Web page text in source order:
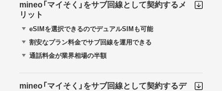
mineo「マイそく」をサブ回線として契約するメ
リット
eSIMを選択できるのでデュアルSIMも可能
割安なプラン料金でサブ回線を運用できる
通話料金が業界相場の半額
mineo「マイそく」をサブ回線として契約するデ